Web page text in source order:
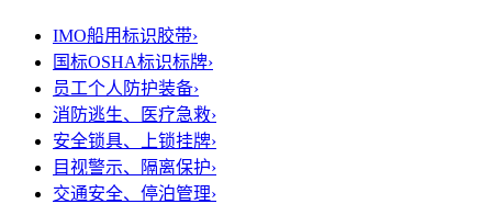
IMO船用标识胶带›
国标OSHA标识标牌›
员工个人防护装备›
消防逃生、医疗急救›
安全锁具、上锁挂牌›
目视警示、隔离保护›
交通安全、停泊管理›